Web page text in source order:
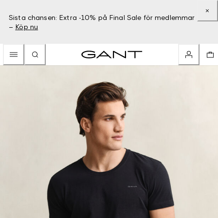
Sista chansen: Extra -10% på Final Sale för medlemmar
– Köp nu